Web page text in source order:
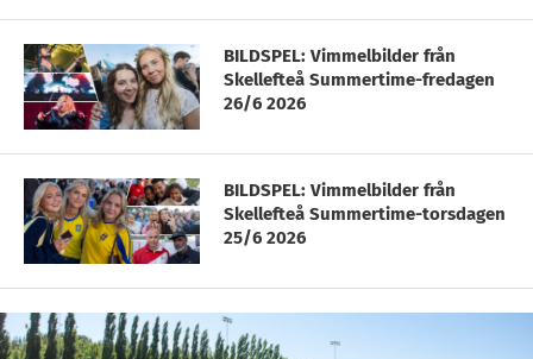
BILDSPEL: Vimmelbilder från
Skellefteå Summertime-fredagen
26/6 2026
BILDSPEL: Vimmelbilder från
Skellefteå Summertime-torsdagen
25/6 2026